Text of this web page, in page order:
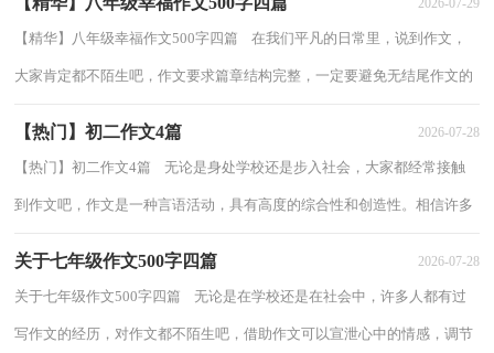
2026-07-29
【精华】八年级幸福作文500字四篇 在我们平凡的日常里，说到作文，
大家肯定都不陌生吧，作文要求篇章结构完整，一定要避免无结尾作文的
【热门】初二作文4篇 2026-07-28
【热门】初二作文4篇 无论是身处学校还是步入社会，大家都经常接触
到作文吧，作文是一种言语活动，具有高度的综合性和创造性。相信许多
关于七年级作文500字四篇 2026-07-28
关于七年级作文500字四篇 无论是在学校还是在社会中，许多人都有过
写作文的经历，对作文都不陌生吧，借助作文可以宣泄心中的情感，调节